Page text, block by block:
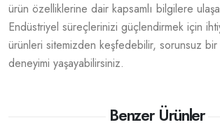
ürün özelliklerine dair kapsamlı bilgilere
Endüstriyel süreçlerinizi güçlendirmek için
ürünleri sitemizden keşfedebilir, sorunsuz bir
deneyimi yaşayabilirsiniz.
Benzer Ürünler